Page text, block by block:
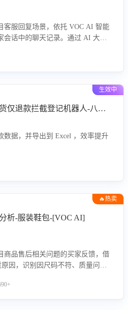
客服回复场景，依托 VOC AI 智能
会话中的聊天记录。通过 AI 大模
进策略，助力商家快速优化快捷
生效中
抖音小店已发货仅退款拦截登记机器人-八爪鱼
数据，并导出到 Excel ，效率提升
🔥热卖
析-服装鞋包-[VOC AI]
商品售后相关问题的买家反馈，借
因，识别因尺码不符、质量问题
售额的显著提升。